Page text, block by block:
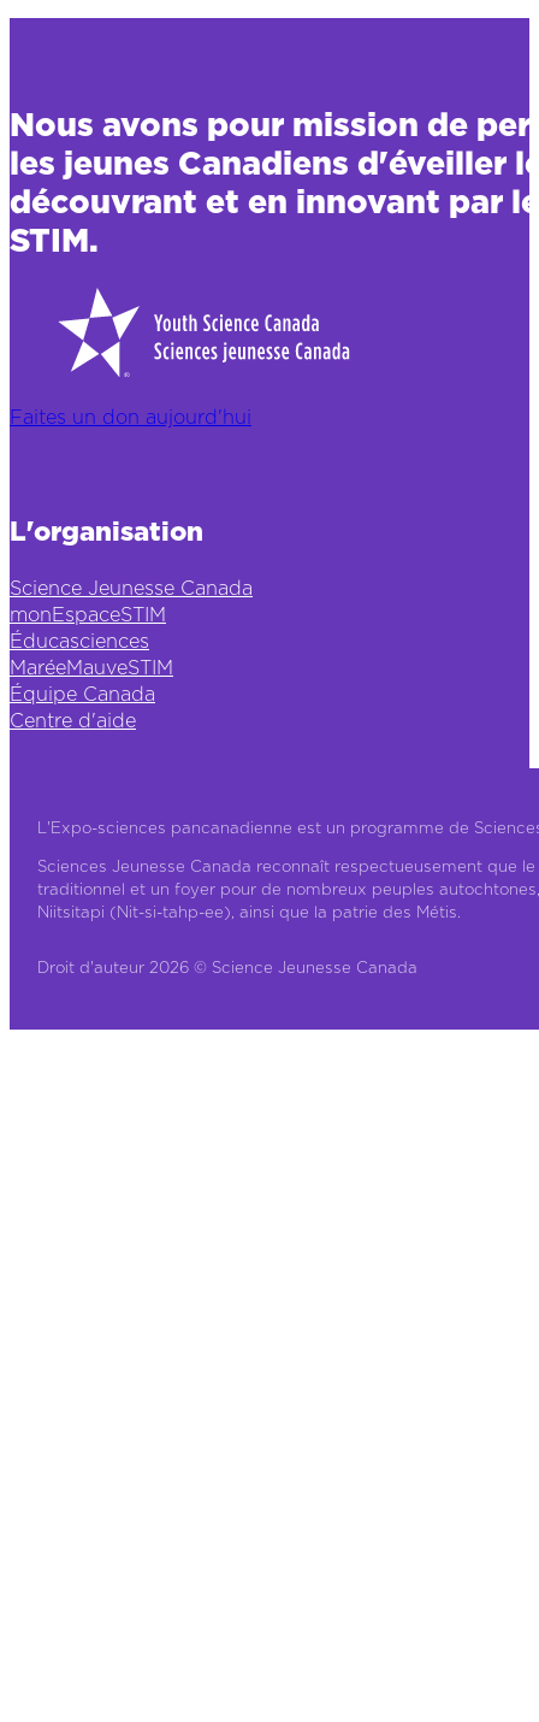
Nous avons pour mission de
les jeunes Canadiens d'éveiller
découvrant et en innovant par
STIM.
Faites un don aujourd'hui
L'organisation
Science Jeunesse Canada
monEspaceSTIM
Éducasciences
MaréeMauveSTIM
Équipe Canada
Centre d'aide
L'Expo-sciences pancanadienne est un programme de
Sciences Jeunesse Canada reconnaît respectueusement que
traditionnel et un foyer pour de nombreux peuples
Niitsitapi (Nit-si-tahp-ee), ainsi que la patrie des Métis.
Droit d'auteur 2026 © Science Jeunesse Canada